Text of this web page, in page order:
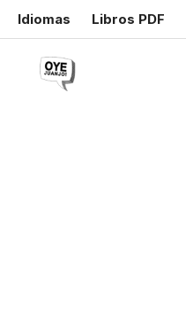
Idiomas Libros PDF